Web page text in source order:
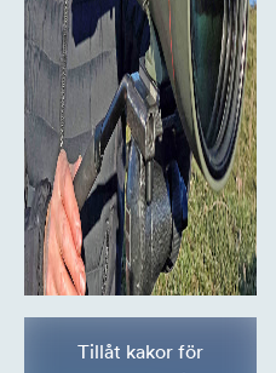
Tillåt kakor för